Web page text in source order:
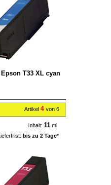
T33 XL cyan
Artikel 4 von 6
Inhalt: 11 ml
bis zu 2 Tage*